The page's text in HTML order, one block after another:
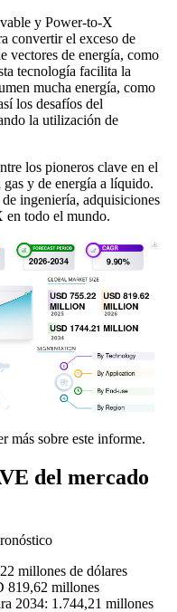
y Power-to-X
convertir el exceso de
vectores de energía, como
tecnología facilita la
mucha energía, como
los desafíos del
la utilización de
los pioneros clave en el
gas y de energía a líquido.
ingeniería, adquisiciones
en todo el mundo.
más sobre este informe.
del mercado
millones de dólares
819,62 millones
2034: 1.744,21 millones